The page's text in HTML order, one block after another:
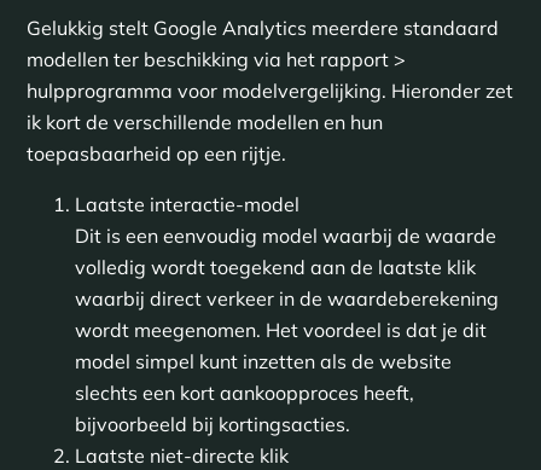
Gelukkig stelt Google Analytics meerdere standaard
modellen ter beschikking via het rapport >
hulpprogramma voor modelvergelijking. Hieronder zet
ik kort de verschillende modellen en hun
toepasbaarheid op een rijtje.
Laatste interactie-model
Dit is een eenvoudig model waarbij de waarde
volledig wordt toegekend aan de laatste klik
waarbij direct verkeer in de waardeberekening
wordt meegenomen. Het voordeel is dat je dit
model simpel kunt inzetten als de website
slechts een kort aankoopproces heeft,
bijvoorbeeld bij kortingsacties.
Laatste niet-directe klik